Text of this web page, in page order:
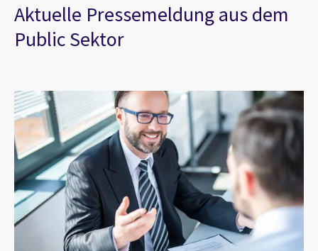
Aktuelle Pressemeldung aus dem
Public Sektor